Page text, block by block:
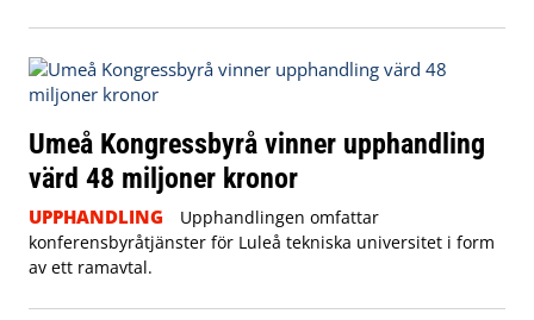
Umeå Kongressbyrå vinner upphandling
värd 48 miljoner kronor
UPPHANDLING
Upphandlingen omfattar
konferensbyråtjänster för Luleå tekniska universitet i form
av ett ramavtal.